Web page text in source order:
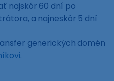
najskôr 60 dní po
a najneskôr 5 dní
generických domén
.